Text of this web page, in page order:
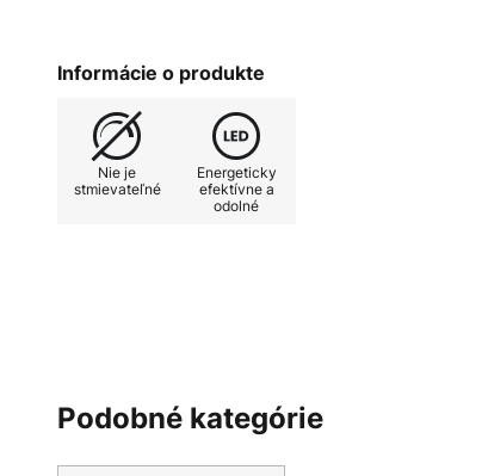
Informácie o produkte
Nie je
stmievateľné
Energeticky
efektívne a
odolné
Podobné kategórie